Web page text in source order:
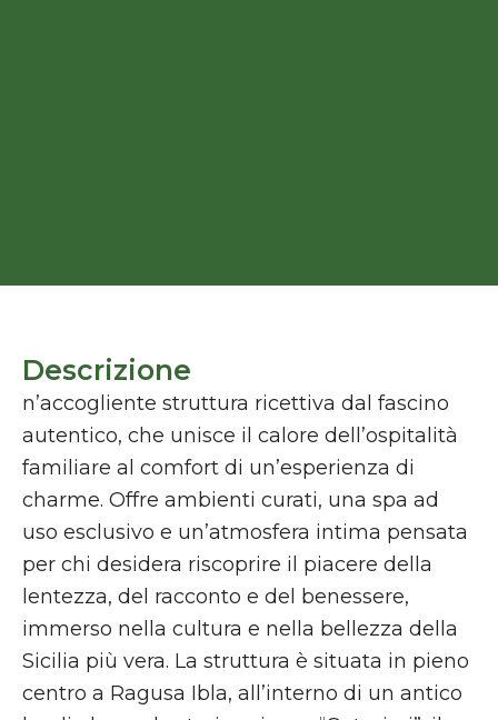
Descrizione
n’accogliente struttura ricettiva dal fascino
autentico, che unisce il calore dell’ospitalità
familiare al comfort di un’esperienza di
charme. Offre ambienti curati, una spa ad
uso esclusivo e un’atmosfera intima pensata
per chi desidera riscoprire il piacere della
lentezza, del racconto e del benessere,
immerso nella cultura e nella bellezza della
Sicilia più vera. La struttura è situata in pieno
centro a Ragusa Ibla, all’interno di un antico